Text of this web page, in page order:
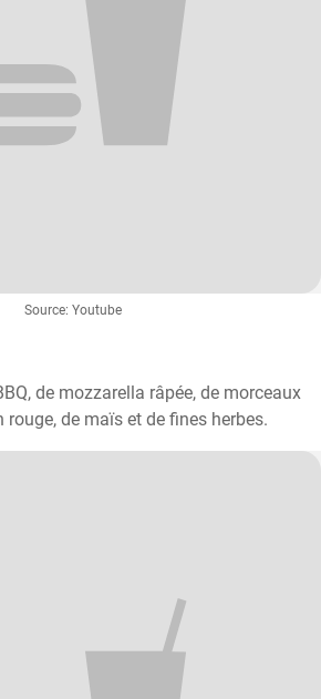
Source: Youtube
de mozzarella râpée, de morceaux
de maïs et de fines herbes.